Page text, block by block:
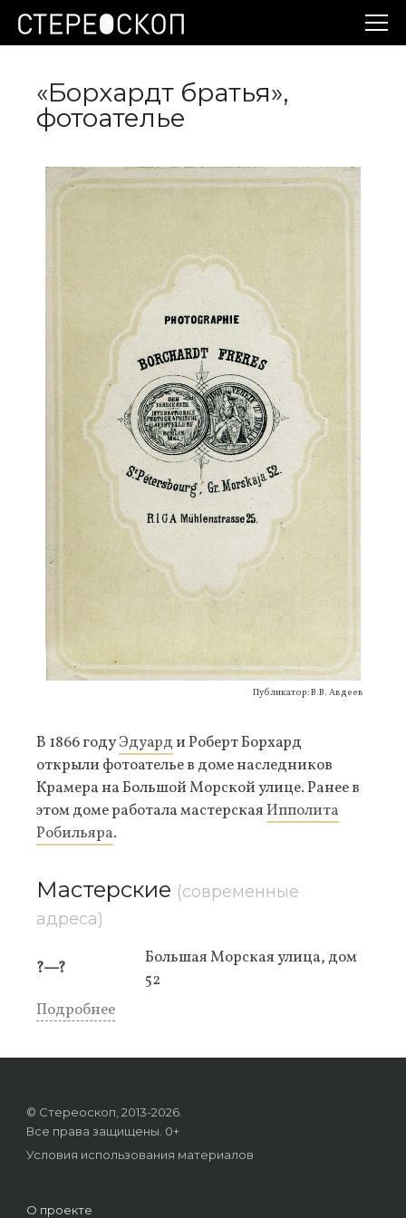
«Борхардт братья»,
фотоателье
Публикатор: В.В. Авдеев
В 1866 годуЭдуард и Роберт Борхард
открыли фотоателье в доме наследников
Крамера на Большой Морской улице. Ранее в
этом доме работала мастерскаяИпполита
Робильяра.
Мастерские (современные
адреса)
?—?
Большая Морская улица, дом
52
Подробнее
© Стереоскоп, 2013-2026.
Все права защищены. 0+
Условия использования материалов
О проекте